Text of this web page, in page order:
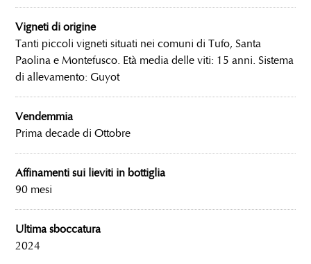
Vigneti di origine
Tanti piccoli vigneti situati nei comuni di Tufo, Santa
Paolina e Montefusco. Età media delle viti: 15 anni. Sistema
di allevamento: Guyot
Vendemmia
Prima decade di Ottobre
Affinamenti sui lieviti in bottiglia
90 mesi
Ultima sboccatura
2024